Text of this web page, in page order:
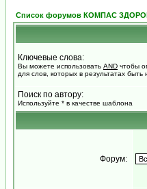
Список форумов КОМПАС
Ключевые слова:
Вы можете использовать AND чтобы
для слов, которых в результатах
Поиск по автору:
Используйте * в качестве шаблона
Форум: